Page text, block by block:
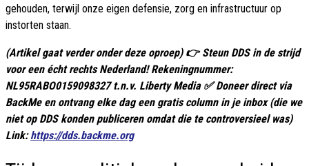
gehouden, terwijl onze eigen defensie, zorg en infrastructuur op
instorten staan.
(Artikel gaat verder onder deze oproep) 👉 Steun DDS in de strijd
voor een écht rechts Nederland! Rekeningnummer:
NL95RABO0159098327 t.n.v. Liberty Media ✅ Doneer direct via
BackMe en ontvang elke dag een gratis column in je inbox (die we
niet op DDS konden publiceren omdat die te controversieel was)
Link:https://dds.backme.org